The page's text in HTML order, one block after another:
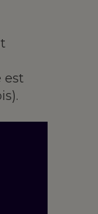
est